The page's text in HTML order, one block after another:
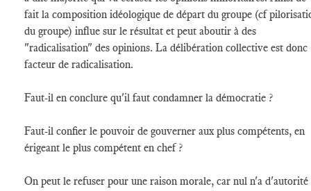
fait la composition idéologique de départ du groupe (cf
du groupe) influe sur le résultat et peut aboutir à des
"radicalisation" des opinions. La délibération collective est donc
facteur de radicalisation.
Faut-il en conclure qu'il faut condamner la démocratie ?
Faut-il confier le pouvoir de gouverner aux plus compétents, en
érigeant le plus compétent en chef ?
On peut le refuser pour une raison morale, car nul n'a d'autorité